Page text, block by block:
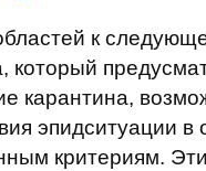
к
который
карантина,
эпидситуации в
критериям.